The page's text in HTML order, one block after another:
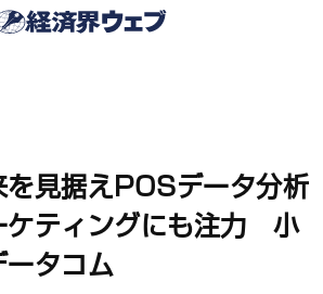
を見据えPOSデータ分析
ティングにも注力 小
タコム